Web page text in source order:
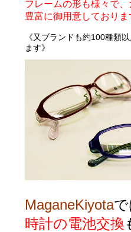
フレームの形も様々で
豊富に御用意しておりま
《又ブランドも約100種類
ます》
MaganeKiyotaで
時計の電池交換